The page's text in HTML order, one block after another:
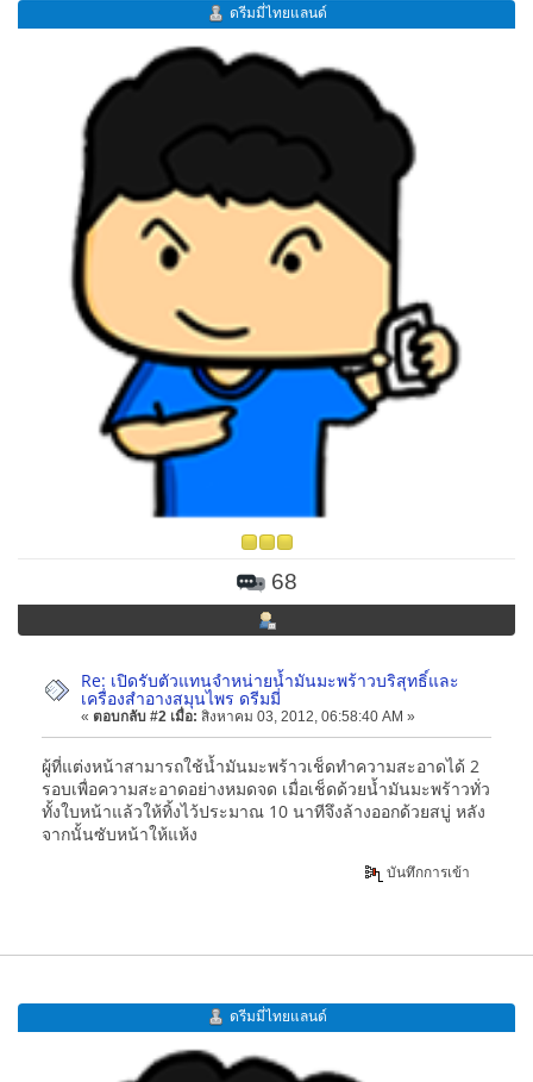
ดรีมมี่ไทยแลนด์
68
Re: เปิดรับตัวแทนจำหน่ายน้ำมันมะพร้าวบริสุทธิ์และ
เครื่องสำอางสมุนไพร ดรีมมี่
« ตอบกลับ #2 เมื่อ: สิงหาคม 03, 2012, 06:58:40 AM »
ผู้ที่แต่งหน้าสามารถใช้น้ำมันมะพร้าวเช็ดทำความสะอาดได้ 2
รอบเพื่อความสะอาดอย่างหมดจด เมื่อเช็ดด้วยน้ำมันมะพร้าวทั่ว
ทั้งใบหน้าแล้วให้ทิ้งไว้ประมาณ 10 นาทีจึงล้างออกด้วยสบู่ หลัง
จากนั้นซับหน้าให้แห้ง
บันทึกการเข้า
ดรีมมี่ไทยแลนด์